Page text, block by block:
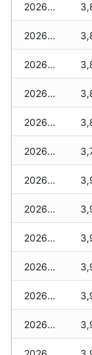
2026-03-22
2026-03-21
2026-03-20
2026-03-19
2026-03-18
2026-03-17
2026-03-16
2026-03-15
2026-03-14
2026-03-13
2026-03-12
2026-03-11